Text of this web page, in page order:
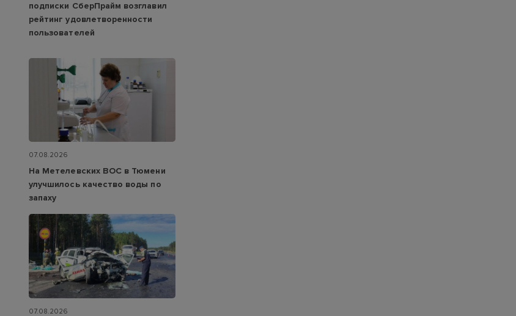
подписки СберПрайм возглавил
рейтинг удовлетворенности
пользователей
07.08.2026
На Метелевских ВОС в Тюмени
улучшилось качество воды по
запаху
07.08.2026